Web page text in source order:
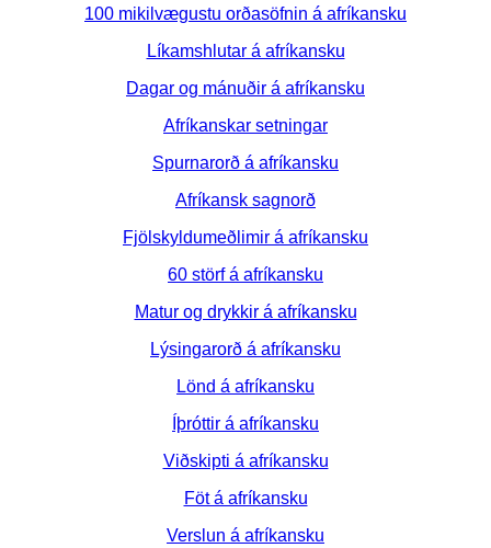
100 mikilvægustu orðasöfnin á afríkansku
Líkamshlutar á afríkansku
Dagar og mánuðir á afríkansku
Afríkanskar setningar
Spurnarorð á afríkansku
Afríkansk sagnorð
Fjölskyldumeðlimir á afríkansku
60 störf á afríkansku
Matur og drykkir á afríkansku
Lýsingarorð á afríkansku
Lönd á afríkansku
Íþróttir á afríkansku
Viðskipti á afríkansku
Föt á afríkansku
Verslun á afríkansku